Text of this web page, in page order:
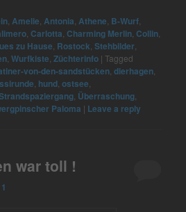
Amelie Antonia Athene B-Wurf
,Carlotta ,Charming Merlin ,Collin
zu Hause Rostock ,Stehbilder
,Wurfkiste ,Züchterinfo |Tagged
von-den-sandstücken ,dierhagen
hund ,ostsee
Überraschung
Paloma | Leave a reply
war toll !